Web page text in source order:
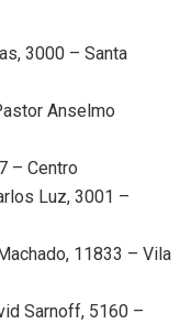
3000 – Santa
Anselmo
– Centro
Luz, 3001 –
11833 – Vila
Sarnoff, 5160 –